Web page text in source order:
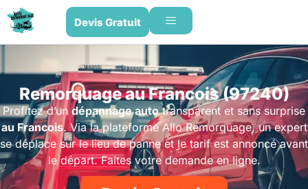
Devis Gratuit
Remorquage au Francois (97240)
Profitez d’un dépannage autotransparent et sans surprise
au Francois. Via la plateforme Allo Remorquage, un expert
se déplace sur le lieu de panne et le tarif est annoncé avant
le départ. Faites votre demande en ligne.